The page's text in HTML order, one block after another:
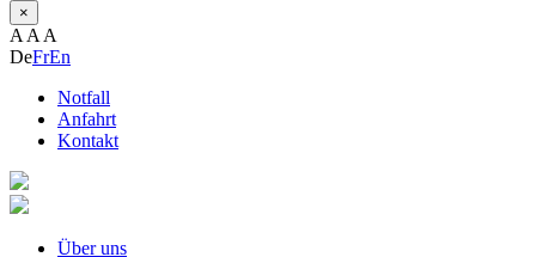
×
A A A
DeFrEn
Notfall
Anfahrt
Kontakt
Über uns